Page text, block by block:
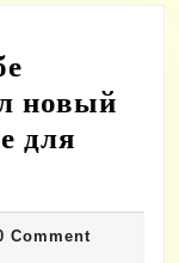
новый
для
Comment